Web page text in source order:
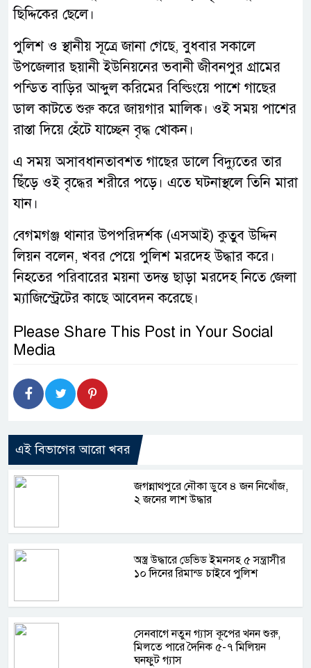
ছিদ্দিকের ছেলে।
পুলিশ ও স্থানীয় সূত্রে জানা গেছে, বুধবার সকালে
উপজেলার ছয়ানী ইউনিয়নের ভবানী জীবনপুর গ্রামের
পন্ডিত বাড়ির আব্দুল করিমের বিল্ডিংয়ে পাশে গাছের
ডাল কাটতে শুরু করে জায়গার মালিক। ওই সময় পাশের
রাস্তা দিয়ে হেঁটে যাচ্ছেন বৃদ্ধ খোকন।
এ সময় অসাবধানতাবশত গাছের ডালে বিদ্যুতের তার
ছিঁড়ে ওই বৃদ্ধের শরীরে পড়ে। এতে ঘটনাস্থলে তিনি মারা
যান।
বেগমগঞ্জ থানার উপপরিদর্শক (এসআই) কুতুব উদ্দিন
লিয়ন বলেন, খবর পেয়ে পুলিশ মরদেহ উদ্ধার করে।
নিহতের পরিবারের ময়না তদন্ত ছাড়া মরদেহ নিতে জেলা
ম্যাজিস্ট্রেটের কাছে আবেদন করেছে।
Please Share This Post in Your Social
Media
এই বিভাগের আরো খবর
জগন্নাথপুরে নৌকা ডুবে ৪ জন নিখোঁজ,
২ জনের লাশ উদ্ধার
অস্ত্র উদ্ধারে ডেভিড ইমনসহ ৫ সন্ত্রাসীর
১০ দিনের রিমান্ড চাইবে পুলিশ
সেনবাগে নতুন গ্যাস কূপের খনন শুরু,
মিলতে পারে দৈনিক ৫-৭ মিলিয়ন
ঘনফুট গ্যাস